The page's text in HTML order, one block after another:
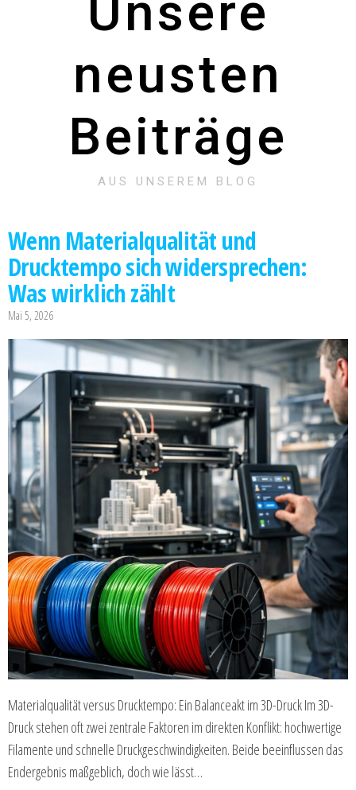
Unsere
neusten
Beiträge
AUS UNSEREM BLOG
Wenn Materialqualität und
Drucktempo sich widersprechen:
Was wirklich zählt
Mai 5, 2026
Materialqualität versus Drucktempo: Ein Balanceakt im 3D-Druck Im 3D-
Druck stehen oft zwei zentrale Faktoren im direkten Konflikt: hochwertige
Filamente und schnelle Druckgeschwindigkeiten. Beide beeinflussen das
Endergebnis maßgeblich, doch wie lässt…